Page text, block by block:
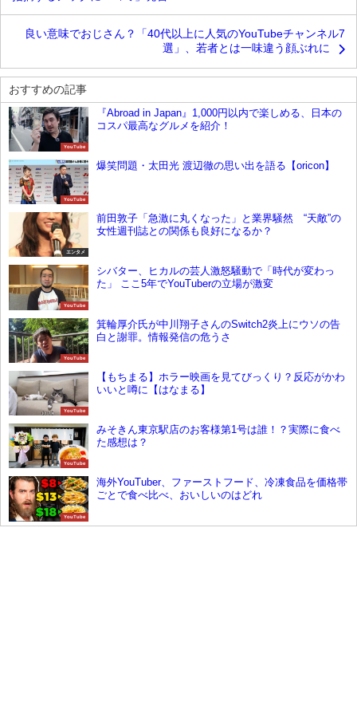
良い意味でおじさん？「40代以上に人気のYouTubeチャンネル7
選」、若者とは一味違う顔ぶれに
おすすめの記事
YouTube
『Abroad in Japan』1,000円以内で楽しめる、日本の
コスパ最高なグルメを紹介！
YouTube
爆笑問題・太田光 渡辺徹の思い出を語る【oricon】
エンタメ
前田敦子「急激に丸くなった」と業界騒然 “天敵”の
女性週刊誌との関係も良好になるか？
YouTube
シバター、ヒカルの芸人激怒騒動で「時代が変わっ
た」 ここ5年でYouTuberの立場が激変
YouTube
箕輪厚介氏が中川翔子さんのSwitch2炎上にウソの告
白と謝罪。情報発信の危うさ
YouTube
【もちまる】ホラー映画を見てびっくり？反応がかわ
いいと噂に【はなまる】
YouTube
みそきん東京駅店のお客様第1号は誰！？実際に食べ
た感想は？
YouTube
海外YouTuber、ファーストフード、冷凍食品を価格帯
ごとで食べ比べ、おいしいのはどれ